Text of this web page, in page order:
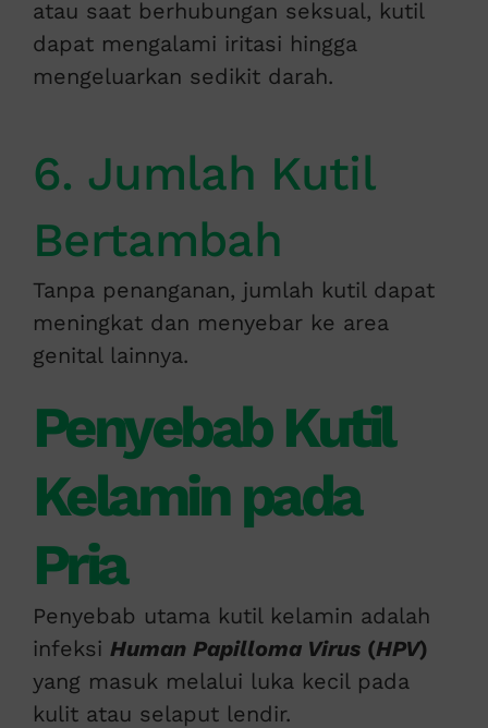
atau saat berhubungan seksual, kutil
dapat mengalami iritasi hingga
mengeluarkan sedikit darah.
6. Jumlah Kutil
Bertambah
Tanpa penanganan, jumlah kutil dapat
meningkat dan menyebar ke area
genital lainnya.
Penyebab Kutil
Kelamin pada
Pria
Penyebab utama kutil kelamin adalah
infeksi Human Papilloma Virus(HPV)
yang masuk melalui luka kecil pada
kulit atau selaput lendir.